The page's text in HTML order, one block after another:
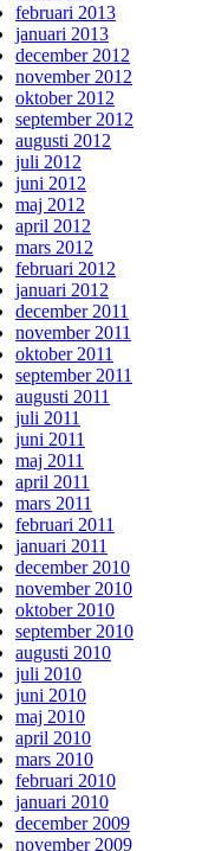
februari 2013
januari 2013
december 2012
november 2012
oktober 2012
september 2012
augusti 2012
juli 2012
juni 2012
maj 2012
april 2012
mars 2012
februari 2012
januari 2012
december 2011
november 2011
oktober 2011
september 2011
augusti 2011
juli 2011
juni 2011
maj 2011
april 2011
mars 2011
februari 2011
januari 2011
december 2010
november 2010
oktober 2010
september 2010
augusti 2010
juli 2010
juni 2010
maj 2010
april 2010
mars 2010
februari 2010
januari 2010
december 2009
november 2009